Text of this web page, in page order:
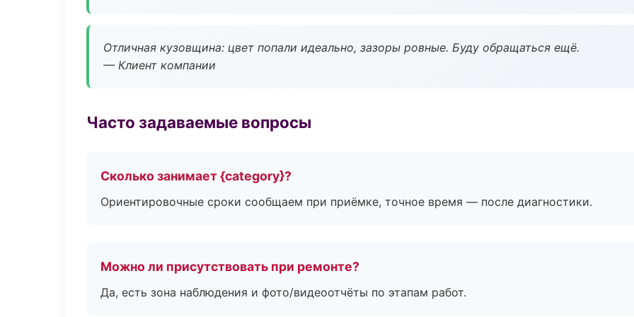
Отличная кузовщина: цвет попали идеально, зазоры ровные. Буду обращаться ещё.
— Клиент компании
Часто задаваемые вопросы
Сколько занимает {category}?
Ориентировочные сроки сообщаем при приёмке, точное время — после диагностики.
Можно ли присутствовать при ремонте?
Да, есть зона наблюдения и фото/видеоотчёты по этапам работ.